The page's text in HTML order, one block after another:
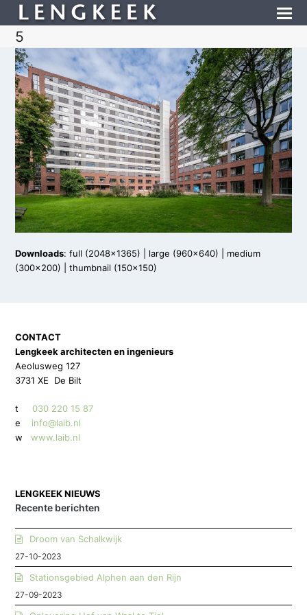
5
Downloads:full (2048x1365) large (960x640)
medium
(300x200) |thumbnail (150x150)
CONTACT
Lengkeek architecten en ingenieurs
Aeolusweg 127
3731 XE De Bilt
t030 220 15 87
e info@laib.nl
w
www.laib.nl
LENGKEEK NIEUWS
Recente berichten
Droom van Schalkwijk
27-10-2023
Stationsgebied Alphen aan den Rijn
27-09-2023